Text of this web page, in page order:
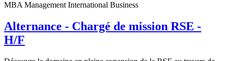
MBA Management International Business
Alternance - Chargé de mission RSE -
H/F